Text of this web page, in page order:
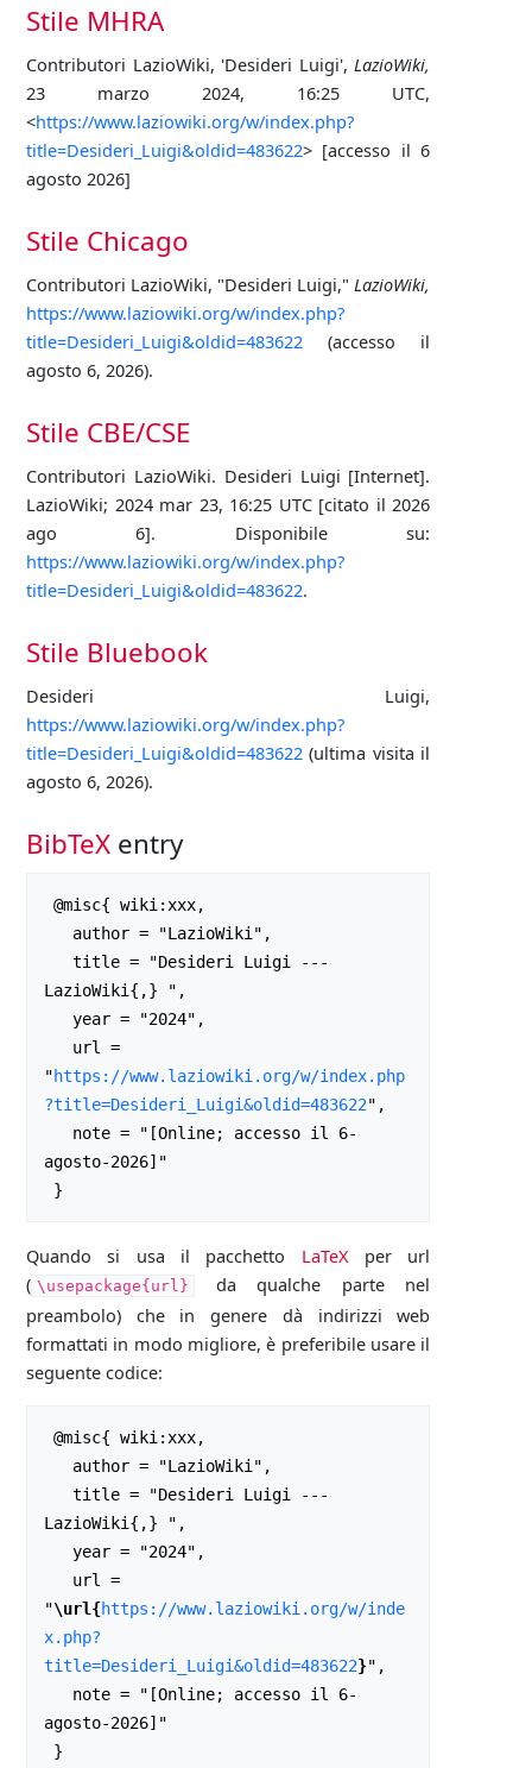
Stile MHRA
Contributori LazioWiki, 'Desideri Luigi',LazioWiki,
23 marzo 2024, 16:25 UTC,
<https://www.laziowiki.org/w/index.php?
title=Desideri_Luigi&oldid=483622> [accesso il 6
agosto 2026]
Stile Chicago
Contributori LazioWiki, "Desideri Luigi,"LazioWiki,
https://www.laziowiki.org/w/index.php?
title=Desideri_Luigi&oldid=483622 (accesso il
agosto 6, 2026).
Stile CBE/CSE
Contributori LazioWiki. Desideri Luigi [Internet].
LazioWiki; 2024 mar 23, 16:25 UTC [citato il 2026
ago 6]. Disponibile su:
https://www.laziowiki.org/w/index.php?
title=Desideri_Luigi&oldid=483622.
Stile Bluebook
Desideri Luigi,
https://www.laziowiki.org/w/index.php?
title=Desideri_Luigi&oldid=483622 (ultima visita il
agosto 6, 2026).
BibTeX entry
LazioWiki{,} ",
"https://www.laziowiki.org/w/index.php
?title=Desideri_Luigi&oldid=483622",
agosto-2026]"
Quando si usa il pacchetto LaTeXper url
( \usepackage{url}
da qualche parte nel
preambolo) che in genere dà indirizzi web
formattati in modo migliore, è preferibile usare il
seguente codice:
LazioWiki{,} ",
"\url{https://www.laziowiki.org/w/inde
x.php?
title=Desideri_Luigi&oldid=483622}",
agosto-2026]"